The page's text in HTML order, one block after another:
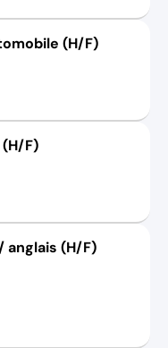
(H/F)
F)
anglais (H/F)